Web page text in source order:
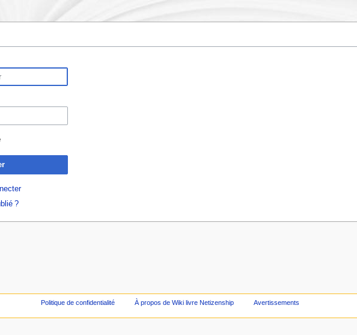
?
Politique de confidentialité À propos de Wiki livre Netizenship Avertissements